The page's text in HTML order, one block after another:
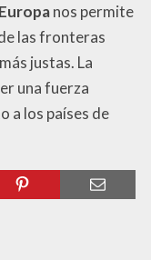
nos permite
las fronteras
justas. La
una fuerza
a los países de